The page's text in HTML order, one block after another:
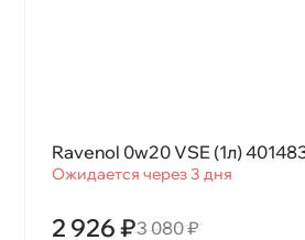
Ravenol 0w20 VSE (1л)
Ожидается через 3 дня
2 926 ₽3 080 ₽